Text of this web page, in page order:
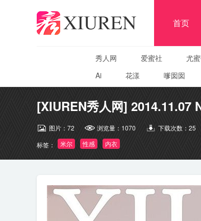
首页
秀人网 爱蜜社 尤
Ai
花漾 嗲囡囡
[XIUREN秀人网] 2014.11.07
图片： 72 浏览量： 1070 下载次数： 25
标签：
米尔 性感 内衣